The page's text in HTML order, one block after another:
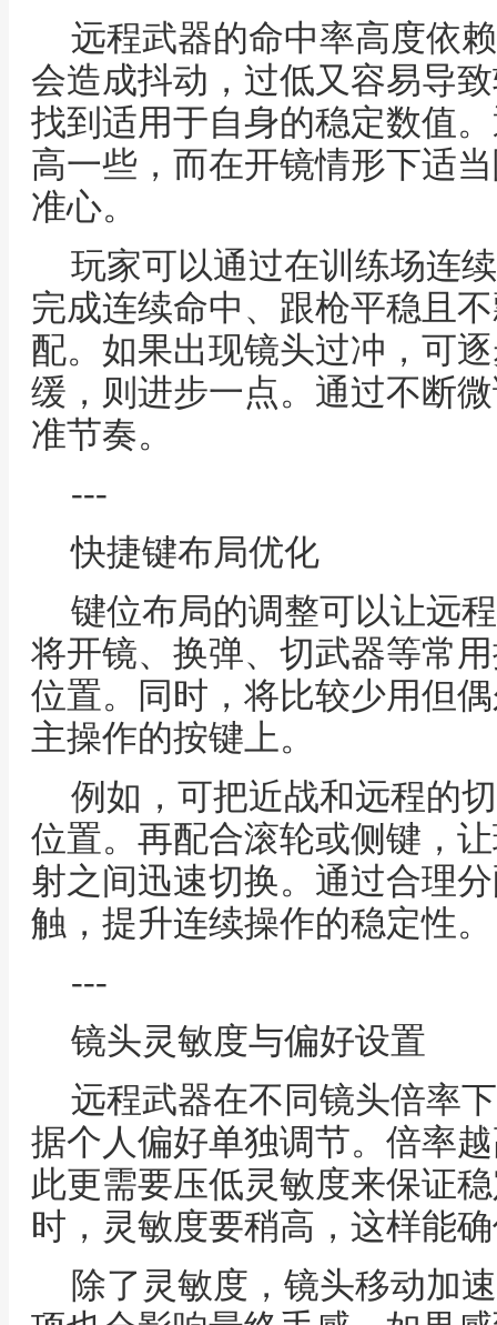
远程武器的命中率高度依
会造成抖动，过低又容易导
找到适用于自身的稳定数值
高一些，而在开镜情形下适
准心。
玩家可以通过在训练场连
完成连续命中、跟枪平稳且
配。如果出现镜头过冲，可
缓，则进步一点。通过不断
准节奏。
---
快捷键布局优化
键位布局的调整可以让远
将开镜、换弹、切武器等常
位置。同时，将比较少用但
主操作的按键上。
例如，可把近战和远程的
位置。再配合滚轮或侧键，
射之间迅速切换。通过合理
触，提升连续操作的稳定性。
---
镜头灵敏度与偏好设置
远程武器在不同镜头倍率
据个人偏好单独调节。倍率
此更需要压低灵敏度来保证
时，灵敏度要稍高，这样能
除了灵敏度，镜头移动加